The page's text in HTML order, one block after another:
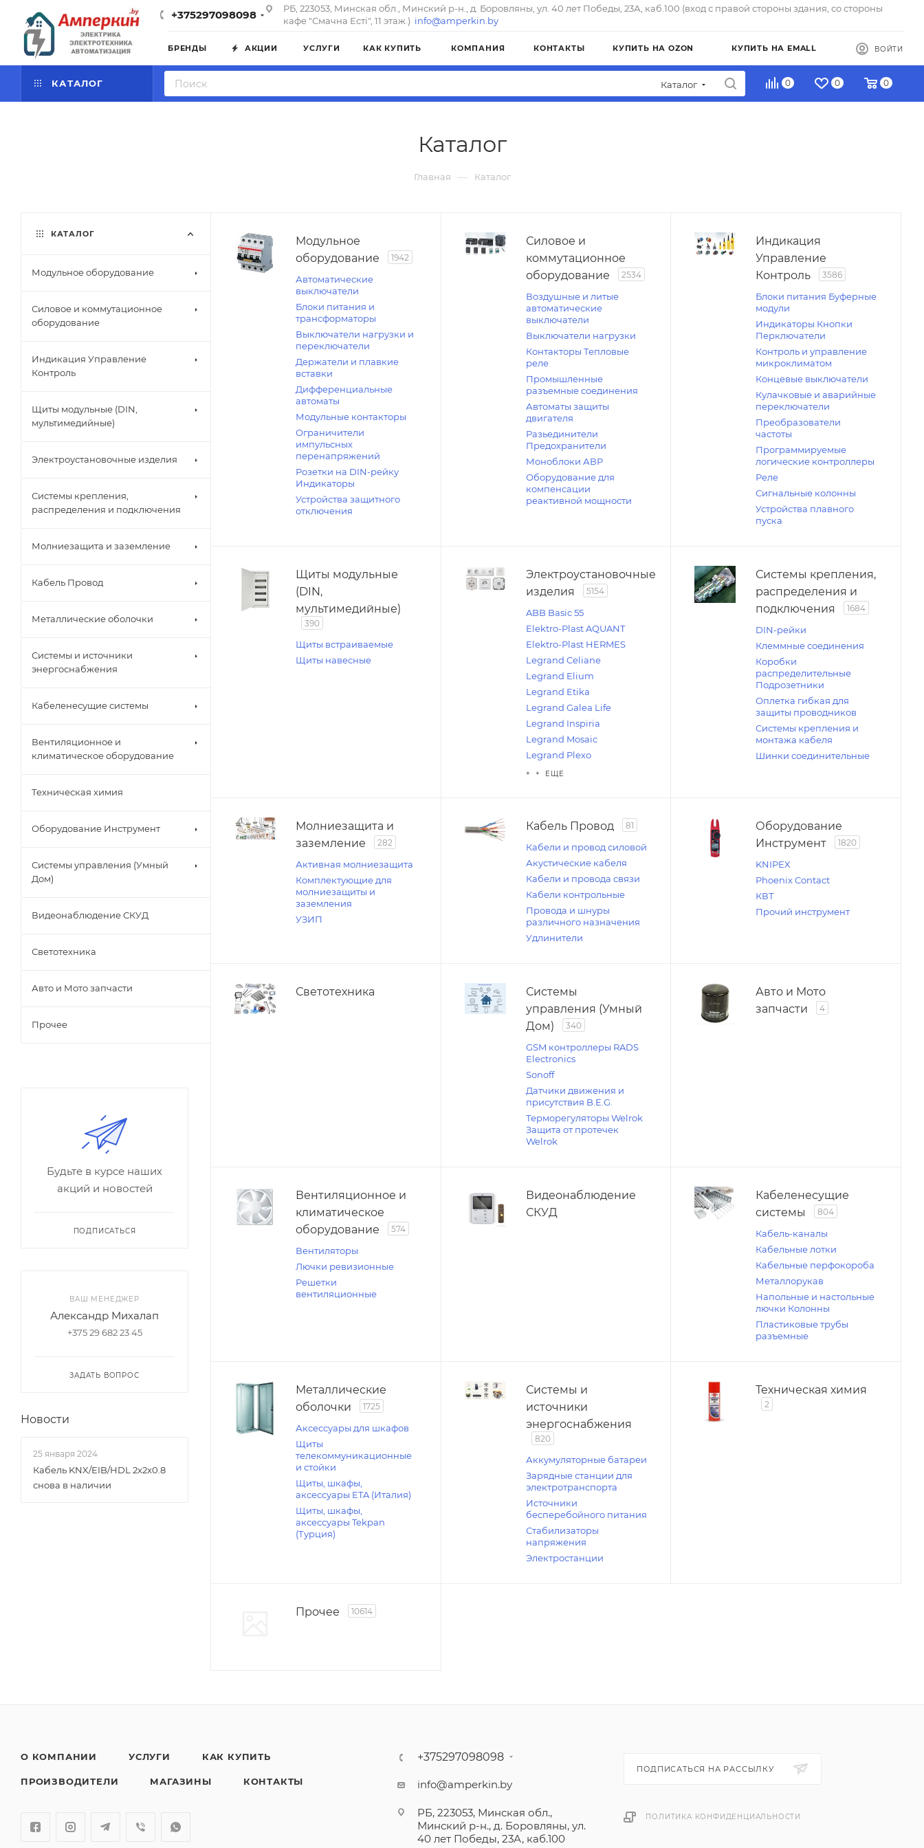
+375297098098
РБ, 223053, Минская обл., Минский р-н., д. Боровляны, ул. 40 лет Победы, 23А, каб.100 (вход с правой стороны здания, со стороны
кафе "Смачна Естi", 11 этаж.) info@amperkin.by
БРЕНДЫ АКЦИИ УСЛУГИ КАК КУПИТЬ КОМПАНИЯ КОНТАКТЫ КУПИТЬ НА OZON КУПИТЬ НА EMALL ВОЙТИ
КАТАЛОГ Каталог 0 0 0
Каталог
Главная — Каталог
Модульное
оборудование
1942
Автоматические
выключатели
Блоки питания и
трансформаторы
Выключатели нагрузки и
переключатели
Держатели и плавкие
вставки
Дифференциальные
автоматы
Модульные контакторы
Ограничители
импульсных
перенапряжений
Розетки на DIN-рейку
Индикаторы
Устройства защитного
отключения
Силовое и
коммутационное
оборудование
2534
Воздушные и литые
автоматические
выключатели
Выключатели нагрузки
Контакторы Тепловые
реле
Промышленные
разъемные соединения
Автоматы защиты
двигателя
Разьединители
Предохранители
Моноблоки АВР
Оборудование для
компенсации
реактивной мощности
Индикация
Управление
Контроль
3586
Блоки питания Буферные
модули
Индикаторы Кнопки
Перключатели
Контроль и управление
микроклиматом
Концевые выключатели
Кулачковые и аварийные
переключатели
Преобразователи
частоты
Программируемые
логические контроллеры
Реле
Сигнальные колонны
Устройства плавного
пуска
Щиты модульные
(DIN,
мультимедийные)
390
Щиты встраиваемые
Щиты навесные
Электроустановочные
изделия
5154
ABB Basic 55
Elektro-Plast AQUANT
Elektro-Plast HERMES
Legrand Celiane
Legrand Elium
Legrand Etika
Legrand Galea Life
Legrand Inspiria
Legrand Mosaic
Legrand Plexo
+ + ЕЩЕ
Системы крепления,
распределения и
подключения
1684
DIN-рейки
Клеммные соединения
Коробки
распределительные
Подрозетники
Оплетка гибкая для
защиты проводников
Системы крепления и
монтажа кабеля
Шинки соединительные
Молниезащита и
заземление
282
Активная молниезащита
Комплектующие для
молниезащиты и
заземления
УЗИП
Кабель Провод 81
Кабели и провод силовой
Акустические кабеля
Кабели и провода связи
Кабели контрольные
Провода и шнуры
различного назначения
Удлинители
Оборудование
Инструмент
1820
KNIPEX
Phoenix Contact
КВТ
Прочий инструмент
Светотехника
Системы
управления (Умный
Дом)
340
GSM контроллеры RADS
Electronics
Sonoff
Датчики движения и
присутствия B.E.G.
Терморегуляторы Welrok
Защита от протечек
Welrok
Авто и Мото
запчасти
4
Вентиляционное и
климатическое
оборудование
574
Вентиляторы
Лючки ревизионные
Решетки
вентиляционные
Видеонаблюдение
СКУД
Кабеленесущие
системы
804
Кабель-каналы
Кабельные лотки
Кабельные перфокороба
Металлорукав
Напольные и настольные
лючки Колонны
Пластиковые трубы
разъемные
Металлические
оболочки
1725
Аксессуары для шкафов
Щиты
телекоммуникационные
и стойки
Щиты, шкафы,
аксессуары ETA (Италия)
Щиты, шкафы,
аксессуары Tekpan
(Турция)
Системы и
источники
энергоснабжения
820
Аккумуляторные батареи
Зарядные станции для
электротранспорта
Источники
бесперебойного питания
Стабилизаторы
напряжения
Электростанции
Техническая химия
2
Прочее 10614
КАТАЛОГ
Модульное оборудование
Силовое и коммутационное
оборудование
Индикация Управление
Контроль
Щиты модульные (DIN,
мультимедийные)
Электроустановочные изделия
Системы крепления,
распределения и подключения
Молниезащита и заземление
Кабель Провод
Металлические оболочки
Системы и источники
энергоснабжения
Кабеленесущие системы
Вентиляционное и
климатическое оборудование
Техническая химия
Оборудование Инструмент
Системы управления (Умный
Дом)
Видеонаблюдение СКУД
Светотехника
Авто и Мото запчасти
Прочее
Будьте в курсе наших
акций и новостей
ПОДПИСАТЬСЯ
ВАШ МЕНЕДЖЕР
Александр Михалап
+375 29 682 23 45
ЗАДАТЬ ВОПРОС
Новости
25 января 2024
Кабель KNX/EIB/HDL 2x2x0.8
снова в наличии
О КОМПАНИИ УСЛУГИ КАК КУПИТЬ
ПРОИЗВОДИТЕЛИ МАГАЗИНЫ КОНТАКТЫ
+375297098098
info@amperkin.by
РБ, 223053, Минская обл.,
Минский р-н., д. Боровляны, ул.
40 лет Победы, 23А, каб.100
ПОДПИСАТЬСЯ НА РАССЫЛКУ
ПОЛИТИКА КОНФИДЕНЦИАЛЬНОСТИ